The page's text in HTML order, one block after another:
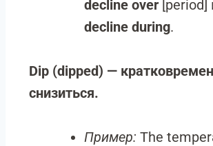
decline over [period]
decline during.
Dip (dipped) —
снизиться.
Пример: The